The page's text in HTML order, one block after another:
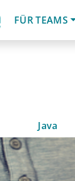
FÜR TEAMS
Java